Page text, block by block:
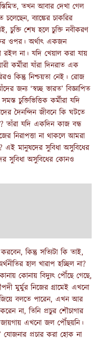
তখন আবার দেখা গেল
ব্যাঙ্কের চাকরির
চুক্তি শেষ হলে চুক্তি নবীকরণ
ওপর। অর্থাৎ একজন
রইল না। যদি খেয়াল করা যায়
কর্মীরা যাঁরা দিনরাত এক
কিন্তু নিশ্চয়তা নেই। রোজ
জন্য ‘স্বচ্ছ ভারত’ বিজ্ঞাপিত
চুক্তিভিত্তিক কর্মীরা যদি
দৈনন্দিন জীবনে কি ঘটতে
তাঁরা যদি একদিন কাজ বন্ধ
নিরাপত্তা না থাকলে আমরা
মানুষদের সুবিধা অসুবিধের
সুবিধা অসুবিধের কোনও
কিন্তু সত্যিটা কি তাই,
হাল খারাপ হচ্ছিল না?
কোনায় বিদ্যুৎ পৌঁছে গেছে,
মুর্মুর নিজের গ্রামেই এখনো
বলতে পারেন, এখন আর
না, তিনি প্রচুর শৌচাগার
জায়গায় এখনো জল পৌঁছয়নি।
প্রচার করা হোক না